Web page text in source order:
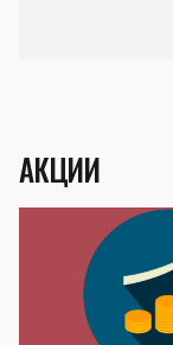
АКЦИИ